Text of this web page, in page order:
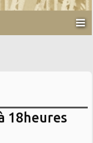
18heures